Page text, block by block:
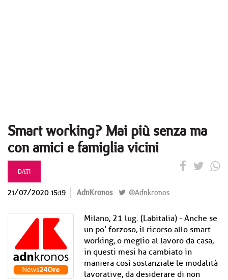
Smart working? Mai più senza ma
con amici e famiglia vicini
DATI
21/07/2020 15:19 AdnKronos @Adnkronos
Milano, 21 lug. (Labitalia) - Anche se
un po’ forzoso, il ricorso allo smart
working, o meglio al lavoro da casa,
in questi mesi ha cambiato in
maniera così sostanziale le modalità
lavorative, da desiderare di non